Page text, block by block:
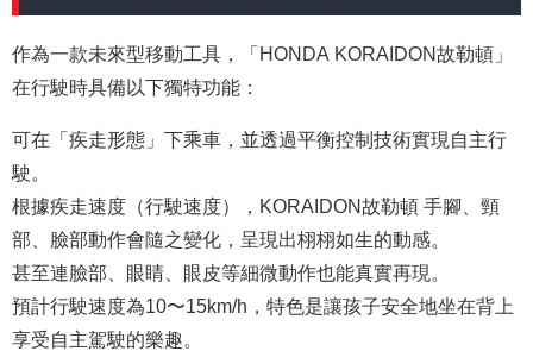
作為一款未來型移動工具，「HONDA KORAIDON故勒頓」
在行駛時具備以下獨特功能：
可在「疾走形態」下乘車，並透過平衡控制技術實現自主行
駛。
根據疾走速度（行駛速度），KORAIDON故勒頓 手腳、頸
部、臉部動作會隨之變化，呈現出栩栩如生的動感。
甚至連臉部、眼睛、眼皮等細微動作也能真實再現。
預計行駛速度為10〜15km/h，特色是讓孩子安全地坐在背上
享受自主駕駛的樂趣。